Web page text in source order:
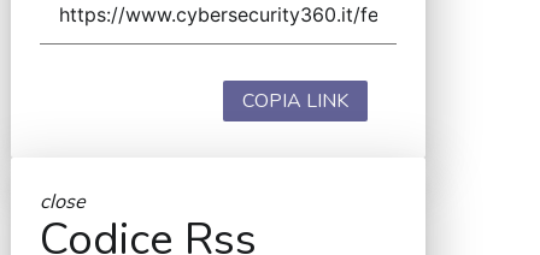
COPIA LINK
close
Codice Rss